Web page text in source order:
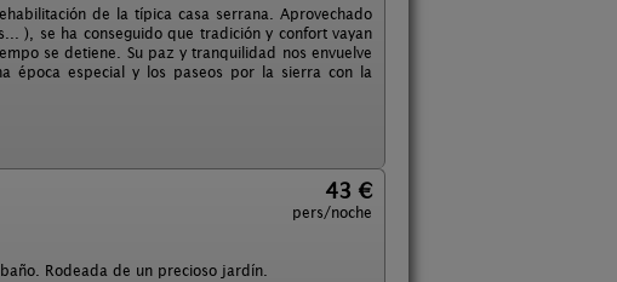
de la típica casa serrana. Aprovechado
), se ha conseguido que tradición y confort vayan
se detiene. Su paz y tranquilidad nos envuelve
época especial y los paseos por la sierra con la
43 €
pers/noche
Rodeada de un precioso jardín.